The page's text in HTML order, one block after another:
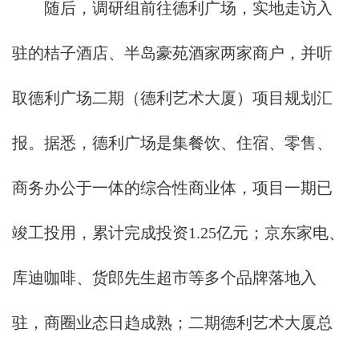
随后，调研组前往德利广场，实地走访入
驻的桔子酒店、半岛豪苑酒家两家商户，并听
取德利广场二期（德利艺术大厦）项目规划汇
报。据悉，德利广场是集餐饮、住宿、零售、
商务办公于一体的综合性商业体，项目一期已
竣工投用，累计完成投资1.25亿元；京东家电、
库迪咖啡、货郎先生超市等多个品牌落地入
驻，商圈业态日趋成熟；二期德利艺术大厦总